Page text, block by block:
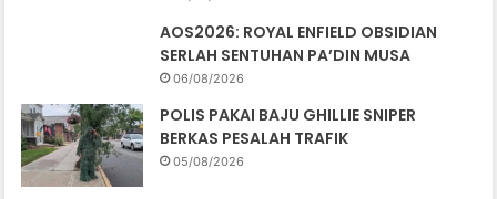
AOS2026: ROYAL ENFIELD OBSIDIAN
SERLAH SENTUHAN PA’DIN MUSA
06/08/2026
POLIS PAKAI BAJU GHILLIE SNIPER
BERKAS PESALAH TRAFIK
05/08/2026